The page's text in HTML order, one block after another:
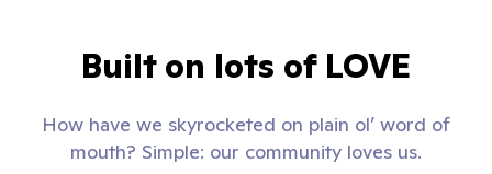
Built on lots of LOVE
How have we skyrocketed on plain ol’ word of
mouth? Simple: our community loves us.